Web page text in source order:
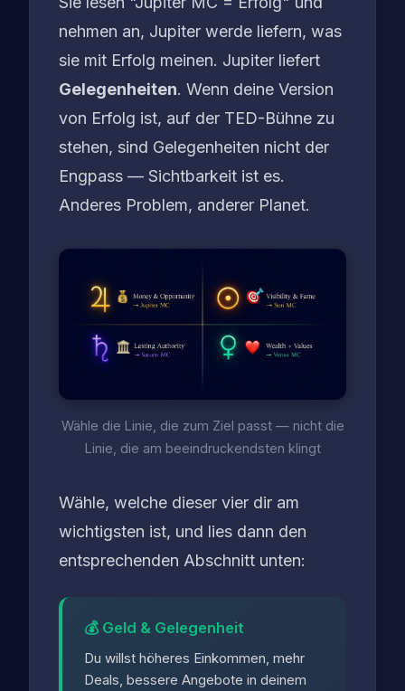
nehmen an, Jupiter werde liefern, was
sie mit Erfolg meinen. Jupiter liefert
Gelegenheiten. Wenn deine Version
von Erfolg ist, auf der TED-Bühne zu
stehen, sind Gelegenheiten nicht der
Engpass — Sichtbarkeit ist es.
Anderes Problem, anderer Planet.
Wähle die Linie, die zum Ziel passt — nicht die
Linie, die am beeindruckendsten klingt
Wähle, welche dieser vier dir am
wichtigsten ist, und lies dann den
entsprechenden Abschnitt unten:
💰 Geld & Gelegenheit
Du willst höheres Einkommen, mehr
Deals, bessere Angebote in deinem